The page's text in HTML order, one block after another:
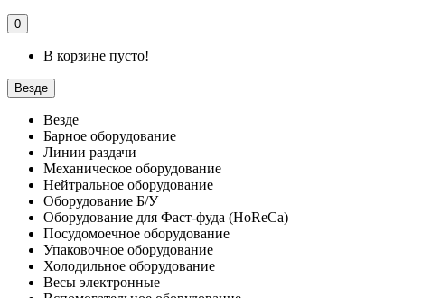
0
В корзине пусто!
Везде
Везде
Барное оборудование
Линии раздачи
Механическое оборудование
Нейтральное оборудование
Оборудование Б/У
Оборудование для Фаст-фуда (HoReCa)
Посудомоечное оборудование
Упаковочное оборудование
Холодильное оборудование
Весы электронные